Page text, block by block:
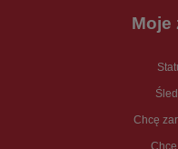
Moje
Chcę